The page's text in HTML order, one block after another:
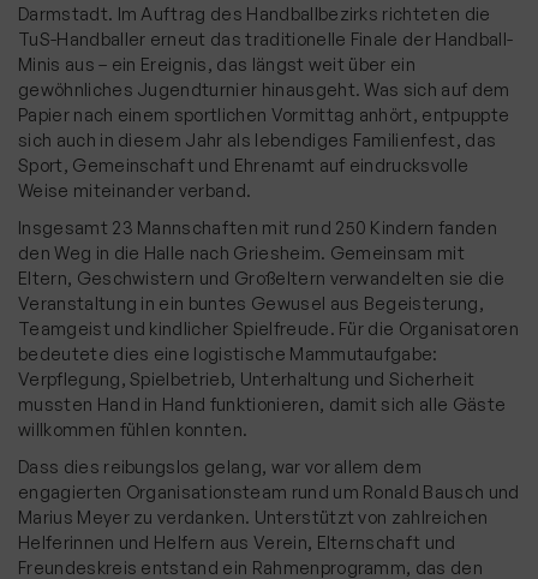
Darmstadt. Im Auftrag des Handballbezirks richteten die
TuS-Handballer erneut das traditionelle Finale der Handball-
Minis aus – ein Ereignis, das längst weit über ein
gewöhnliches Jugendturnier hinausgeht. Was sich auf dem
Papier nach einem sportlichen Vormittag anhört, entpuppte
sich auch in diesem Jahr als lebendiges Familienfest, das
Sport, Gemeinschaft und Ehrenamt auf eindrucksvolle
Weise miteinander verband.
Insgesamt 23 Mannschaften mit rund 250 Kindern fanden
den Weg in die Halle nach Griesheim. Gemeinsam mit
Eltern, Geschwistern und Großeltern verwandelten sie die
Veranstaltung in ein buntes Gewusel aus Begeisterung,
Teamgeist und kindlicher Spielfreude. Für die Organisatoren
bedeutete dies eine logistische Mammutaufgabe:
Verpflegung, Spielbetrieb, Unterhaltung und Sicherheit
mussten Hand in Hand funktionieren, damit sich alle Gäste
willkommen fühlen konnten.
Dass dies reibungslos gelang, war vor allem dem
engagierten Organisationsteam rund um Ronald Bausch und
Marius Meyer zu verdanken. Unterstützt von zahlreichen
Helferinnen und Helfern aus Verein, Elternschaft und
Freundeskreis entstand ein Rahmenprogramm, das den